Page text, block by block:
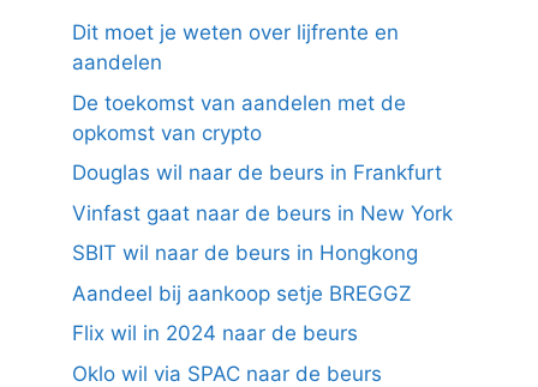
Dit moet je weten over lijfrente en
aandelen
De toekomst van aandelen met de
opkomst van crypto
Douglas wil naar de beurs in Frankfurt
Vinfast gaat naar de beurs in New York
SBIT wil naar de beurs in Hongkong
Aandeel bij aankoop setje BREGGZ
Flix wil in 2024 naar de beurs
Oklo wil via SPAC naar de beurs